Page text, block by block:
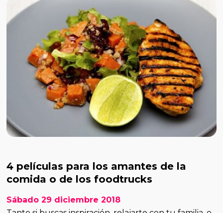
4 películas para los amantes de la
comida o de los foodtrucks
Sábado 29 diciembre 2018